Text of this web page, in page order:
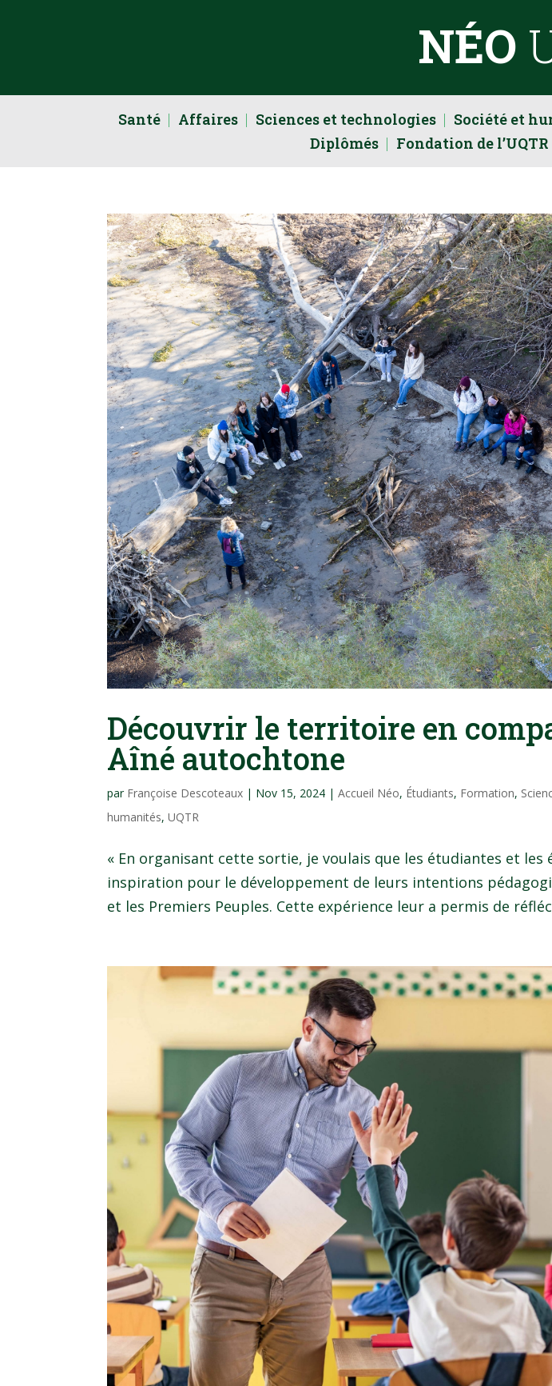
NÉO
Santé Affaires Sciences et technologies Société et
Diplômés
Fondation de l’UQTR
Découvrir le territoire en
Aîné autochtone
par Françoise Descoteaux | Nov 15, 2024 |Accueil Néo, Étudiants, Formation,
humanités,UQTR
« En organisant cette sortie, je voulais que les étudiantes et
inspiration pour le développement de leurs intentions
et les Premiers Peuples. Cette expérience leur a permis de